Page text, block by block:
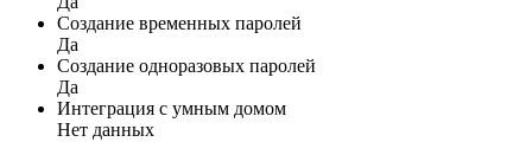
Создание временных паролей
Да
Создание одноразовых паролей
Да
Интеграция с умным домом
Нет данных